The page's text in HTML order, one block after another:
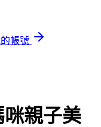
帳號
親子美